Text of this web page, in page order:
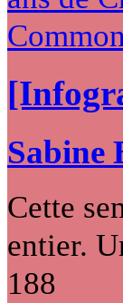
Sabine
Cette
entier.
188